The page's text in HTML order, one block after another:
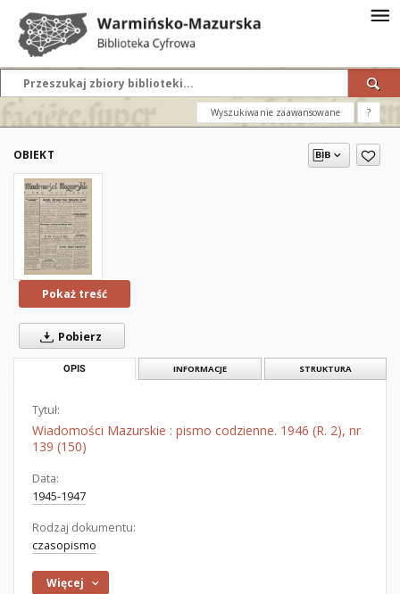
Wyszukiwanie zaawansowane ?
OBIEKT
Pokaż treść
Pobierz
OPIS INFORMACJE STRUKTURA
Tytuł:
Wiadomości Mazurskie : pismo codzienne. 1946 (R. 2), nr
139 (150)
Data:
1945-1947
Rodzaj dokumentu:
czasopismo
Więcej